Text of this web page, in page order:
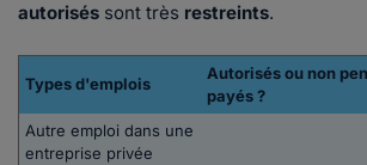
autorisés sont très restreints.
Types d'emplois
Autorisés ou non
payés ?
Autre emploi dans une
entreprise privée